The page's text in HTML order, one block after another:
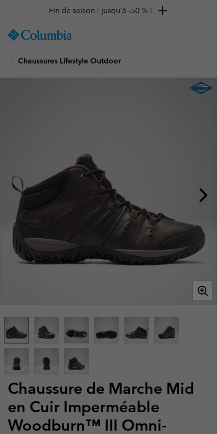
TO
SKIP
MAIN
Fin de saison : jusqu'à -50 % !
Chaussures Lifestyle Outdoor
Chaussure de Marche Mid
en Cuir Imperméable
Woodburn™ III Omni-